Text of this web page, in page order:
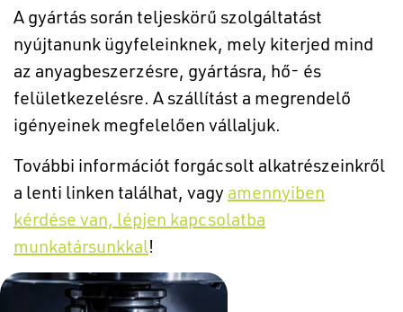
A gyártás során teljeskörű szolgáltatást
nyújtanunk ügyfeleinknek, mely kiterjed mind
az anyagbeszerzésre, gyártásra, hő- és
felületkezelésre. A szállítást a megrendelő
igényeinek megfelelően vállaljuk.
További információt forgácsolt alkatrészeinkről
a lenti linken találhat, vagy amennyiben
kérdése van, lépjen kapcsolatba
munkatársunkkal!